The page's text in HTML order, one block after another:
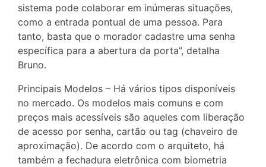
sistema pode colaborar em inúmeras situações,
como a entrada pontual de uma pessoa. Para
tanto, basta que o morador cadastre uma senha
específica para a abertura da porta”, detalha
Bruno.
Principais Modelos – Há vários tipos disponíveis
no mercado. Os modelos mais comuns e com
preços mais acessíveis são aqueles com liberação
de acesso por senha, cartão ou tag (chaveiro de
aproximação). De acordo com o arquiteto, há
também a fechadura eletrônica com biometria